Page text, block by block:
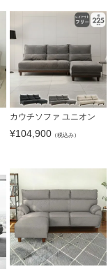
カウチソファ ユニオン
¥104,900（税込み）